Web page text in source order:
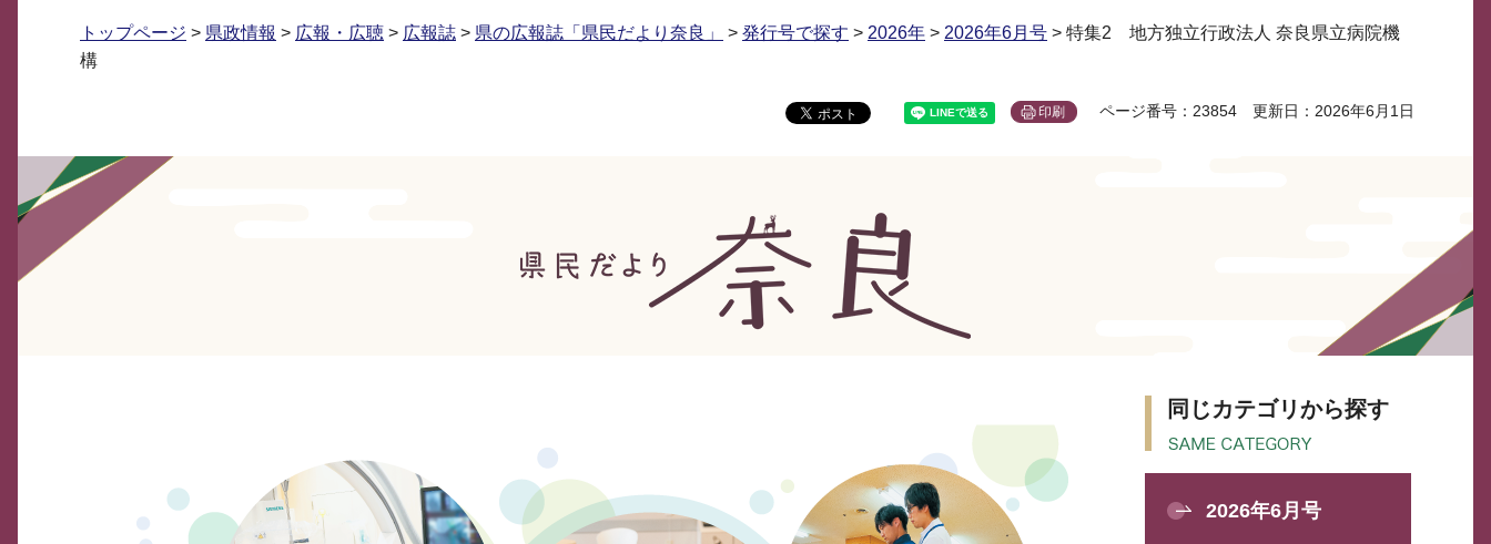
トップページ > 県政情報 > 広報・広聴 > 広報誌 > 県の広報誌「県民だより奈良」 > 発行号で探す > 2026年 > 2026年6月号 > 特集2 地方独立行政法人 奈良県立病院機
構
印刷 ページ番号：23854 更新日：2026年6月1日
同じカテゴリから探す
2026年6月号